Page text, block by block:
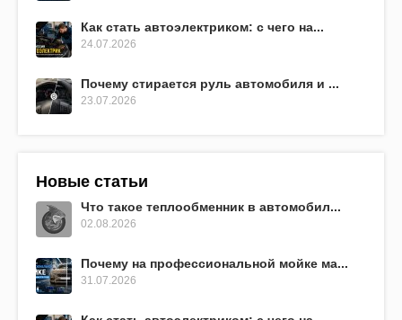
Как стать автоэлектриком: с чего на...
24.07.2026
Почему стирается руль автомобиля и ...
23.07.2026
Новые статьи
Что такое теплообменник в автомобил...
02.08.2026
Почему на профессиональной мойке ма...
31.07.2026